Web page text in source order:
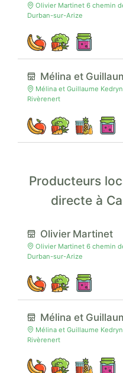
Olivier Martinet 6 chemin
Durban-sur-Arize
Mélina et
Mélina et Guillaume
Rivèrenert
Producteurs
directe à
Olivier Martinet
Olivier Martinet 6 chemin
Durban-sur-Arize
Mélina et
Mélina et Guillaume
Rivèrenert